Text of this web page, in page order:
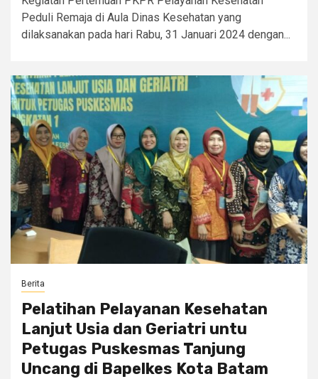
Peduli Remaja di Aula Dinas Kesehatan yang
dilaksanakan pada hari Rabu, 31 Januari 2024 dengan...
Berita
Pelatihan Pelayanan Kesehatan
Lanjut Usia dan Geriatri untu
Petugas Puskesmas Tanjung
Uncang di Bapelkes Kota Batam